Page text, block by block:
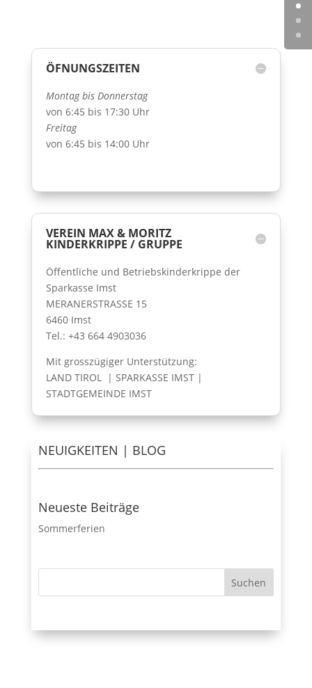
ÖFNUNGSZEITEN
Montag bis Donnerstag
von 6:45 bis 17:30 Uhr
Freitag
von 6:45 bis 14:00 Uhr
VEREIN MAX & MORITZ
KINDERKRIPPE / GRUPPE
Öffentliche und Betriebskinderkrippe der
Sparkasse Imst
MERANERSTRASSE 15
6460 Imst
Tel.: +43 664 4903036
Mit grosszügiger Unterstützung:
LAND TIROL | SPARKASSE IMST |
STADTGEMEINDE IMST
NEUIGKEITEN | BLOG
Neueste Beiträge
Sommerferien